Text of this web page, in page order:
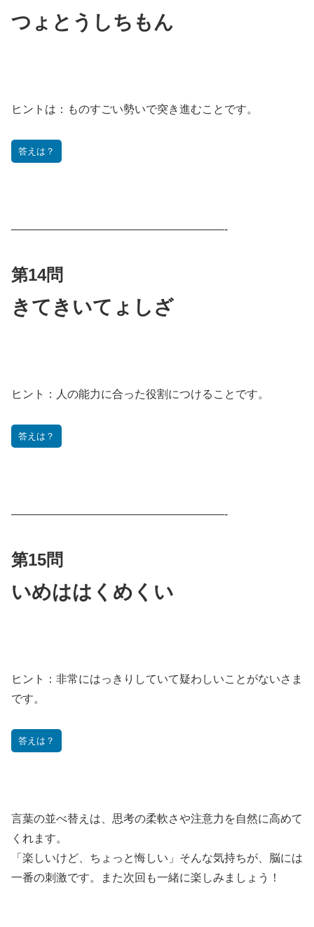
つょとうしちもん
ヒントは： ものすごい勢いで突き進むことです。
答えは？
———————————————————-
第14問
きてきいてょしざ
ヒント： 人の能力に合った役割につけることです。
答えは？
———————————————————-
第15問
いめははくめくい
ヒント： 非常にはっきりしていて疑わしいことがないさま
です。
答えは？
言葉の並べ替えは、思考の柔軟さや注意力を自然に高めて
くれます。
「楽しいけど、ちょっと悔しい」そんな気持ちが、脳には
一番の刺激です。また次回も一緒に楽しみましょう！